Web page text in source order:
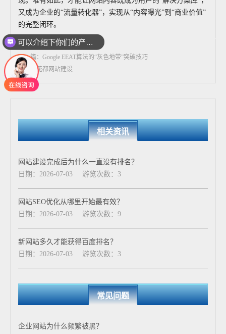
又成为企业的“流量转化器”，实现从“内容曝光”到“商业价值”
的完整闭环。
上一篇：seo实站指南一
下一篇：Google EEAT算法的“灰色地带”突破技巧
标签：花都网站建设
相关资讯
网站建设完成后为什么一直没有排名？
日期：2026-07-03
游览次数：3
网站SEO优化从哪里开始最有效？
日期：2026-07-03
游览次数：9
新网站多久才能获得百度排名？
日期：2026-07-03
游览次数：3
常见问题
企业网站为什么频繁被黑？